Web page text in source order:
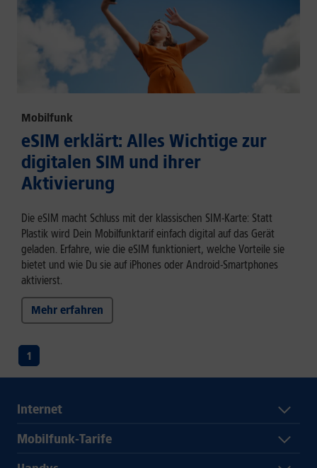
Mobilfunk
eSIM erklärt: Alles Wichtige zur
digitalen SIM und ihrer
Aktivierung
Die eSIM macht Schluss mit der klassischen SIM-Karte: Statt
Plastik wird Dein Mobilfunktarif einfach digital auf das Gerät
geladen. Erfahre, wie die eSIM funktioniert, welche Vorteile sie
bietet und wie Du sie auf iPhones oder Android-Smartphones
aktivierst.
Mehr erfahren
1
Internet
Mobilfunk-Tarife